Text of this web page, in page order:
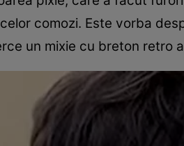
comozi. Este vorba
un mixie cu breton retro